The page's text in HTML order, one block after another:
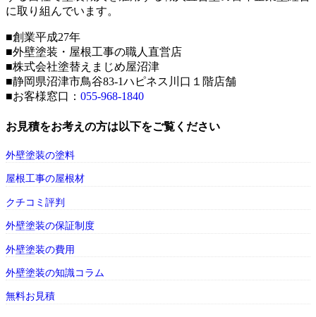
に取り組んでいます。
■創業平成27年
■外壁塗装・屋根工事の職人直営店
■株式会社塗替えまじめ屋沼津
■静岡県沼津市鳥谷83-1ハピネス川口１階店舗
■お客様窓口： 055-968-1840
お見積をお考えの方は以下をご覧ください
外壁塗装の塗料
屋根工事の屋根材
クチコミ評判
外壁塗装の保証制度
外壁塗装の費用
外壁塗装の知識コラム
無料お見積